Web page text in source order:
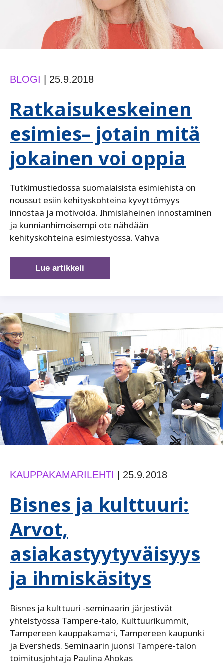
BLOGI | 25.9.2018
Ratkaisukeskeinen
esimies– jotain mitä
jokainen voi oppia
Tutkimustiedossa suomalaisista esimiehistä on
noussut esiin kehityskohteina kyvyttömyys
innostaa ja motivoida. Ihmisläheinen innostaminen
ja kunnianhimoisempi ote nähdään
kehityskohteina esimiestyössä. Vahva
Ratkaisukeskeinen
esimies–
jokainen
voi
oppia
Lue artikkeli
KAUPPAKAMARILEHTI 25.9.2018
Bisnes ja kulttuuri:
Arvot,
asiakastyytyväisyys
ja ihmiskäsitys
Bisnes ja kulttuuri -seminaarin järjestivät
yhteistyössä Tampere-talo, Kulttuurikummit,
Tampereen kauppakamari, Tampereen kaupunki
ja Eversheds. Seminaarin juonsi Tampere-talon
toimitusjohtaja Paulina Ahokas